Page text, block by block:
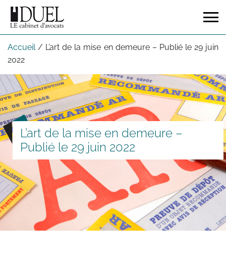
Accueil/ L’art de la mise en demeure – Publié le 29 juin
2022
L’art de la mise en demeure –
Publié le 29 juin 2022